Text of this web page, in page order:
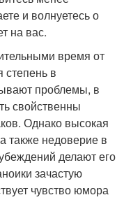
и волнуетесь о
на вас.
время от
в
проблемы, в
свойственны
Однако высокая
также недоверие в
делают его
зачастую
чувство юмора